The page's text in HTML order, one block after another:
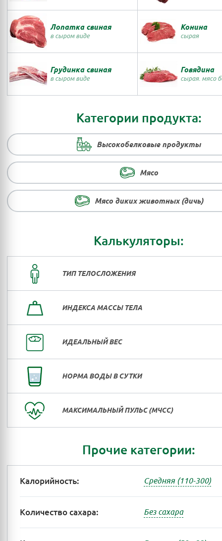
Лопатка свиная
в сыром виде
Конина
сырая
Грудинка свиная
в сыром виде
Говядина
сырая. мясо
Категории продукта:
Высокобелковые продукты
Мясо
Мясо диких животных (дичь)
Калькуляторы:
ТИП ТЕЛОСЛОЖЕНИЯ
ИНДЕКСА МАССЫ ТЕЛА
ИДЕАЛЬНЫЙ ВЕС
НОРМА ВОДЫ В СУТКИ
МАКСИМАЛЬНЫЙ ПУЛЬС (МЧСС)
Прочие категории:
Калорийность: Средняя (110-300)
Количество сахара: Без сахара